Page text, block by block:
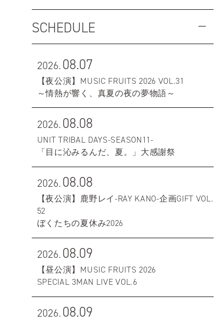
SCHEDULE
2026.08.07
【夜公演】MUSIC FRUITS 2026 VOL.31
～情熱が響く、真夏の夜の夢物語～
2026.08.08
UNIT TRIBAL DAYS-SEASON11-
「目に沁みるんだ、夏。」大感謝祭
2026.08.08
【夜公演】鹿野レイ-RAY KANO-企画GIFT VOL.
52
ぼくたちの夏休み2026
2026.08.09
【昼公演】MUSIC FRUITS 2026
SPECIAL 3MAN LIVE VOL.6
2026.08.09